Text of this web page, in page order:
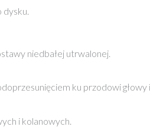
niedbałej utrwalonej.
ku przodowi głowy
i kolanowych.